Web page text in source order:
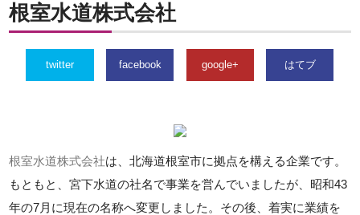
根室水道株式会社
twitter facebook google+ はてブ
根室水道株式会社は、北海道根室市に拠点を構える企業です。
もともと、宮下水道の社名で事業を営んでいましたが、昭和43
年の7月に現在の名称へ変更しました。その後、着実に業績を